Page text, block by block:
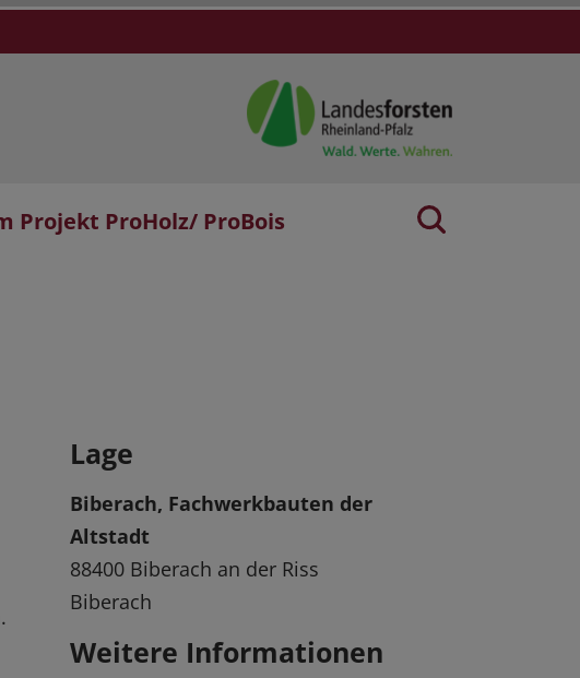
Projekt ProHolz/ ProBois
Lage
Biberach, Fachwerkbauten der
Altstadt
88400 Biberach an der Riss
Biberach
Weitere Informationen